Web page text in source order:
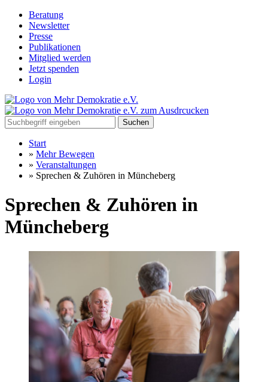
Beratung
Newsletter
Presse
Publikationen
Mitglied werden
Jetzt spenden
Login
Suchen
Start
» Mehr Bewegen
» Veranstaltungen
» Sprechen & Zuhören in Müncheberg
Sprechen & Zuhören in
Müncheberg